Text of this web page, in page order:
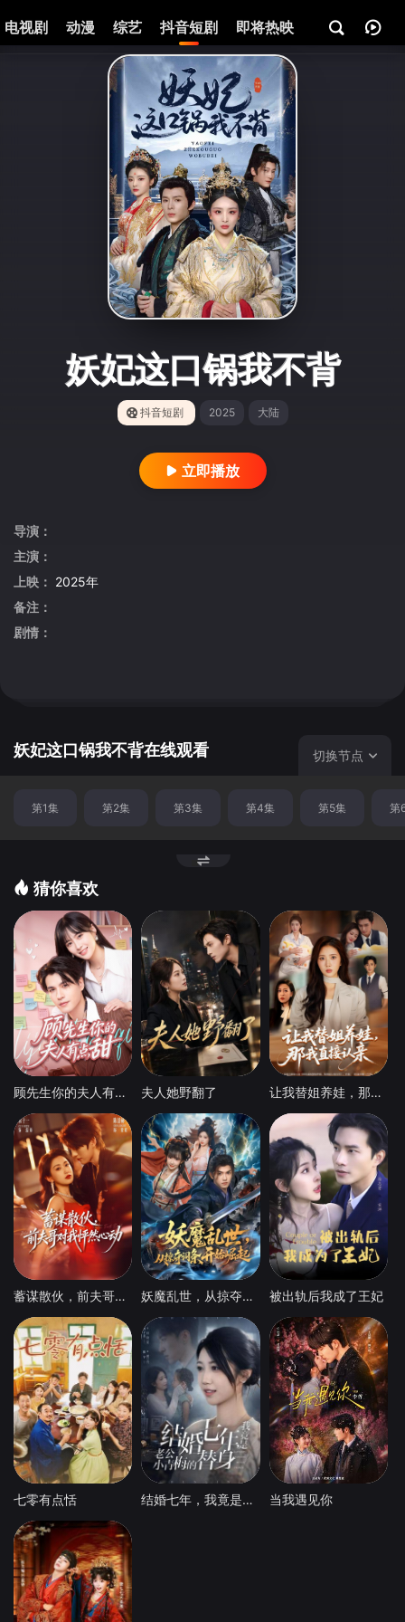
电视剧 动漫 综艺 抖音短剧 即将热映 资讯
妖妃这口锅我不背
抖音短剧 2025 大陆
立即播放
导演：
主演：
上映： 2025年
备注：
剧情：
妖妃这口锅我不背在线观看 切换节点
第1集 第2集 第3集 第4集 第5集 第
猜你喜欢
顾先生你的夫人有点甜 夫人她野翻了 让我替姐养娃，那我直接认亲
蓄谋散伙，前夫哥对我怦然心动 妖魔乱世，从掠夺词条开始崛起 被出轨后我成了王妃
七零有点恬 结婚七年，我竟是老公小青梅的替身 当我遇见你